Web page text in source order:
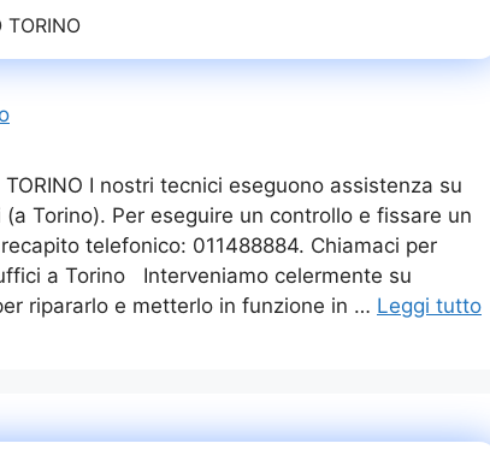
TORINO
TORINO I nostri tecnici eseguono assistenza su
Torino). Per eseguire un controllo e fissare un
telefonico: 011488884. Chiamaci per
a Torino Interveniamo celermente su
ripararlo e metterlo in funzione in … Leggi tutto